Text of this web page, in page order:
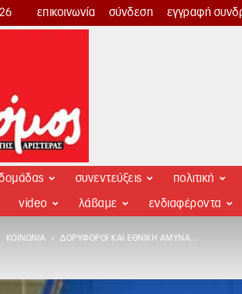
επικοινωνία σύνδεση εγγραφή
συνεντεύξεις πολιτική
video λάβαμε ενδιαφέροντα
ΚΟΙΝΩΝΊΑ ΔΟΡΥΦΌΡΟΙ ΚΑΙ ΕΘΝΙΚΉ ΆΜΥΝΑ…